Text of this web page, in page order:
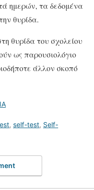
ημερών, τα δεδομένα
θυρίδα.
θυρίδα του σχολείου
ως παρουσιολόγιο
άλλον σκοπό
, self-test, Self-